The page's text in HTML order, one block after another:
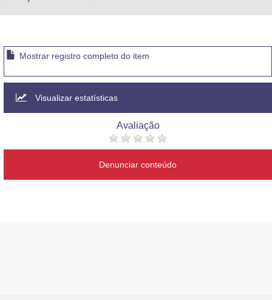
Mostrar registro completo do item
Visualizar estatísticas
Avaliação
Denunciar conteúdo